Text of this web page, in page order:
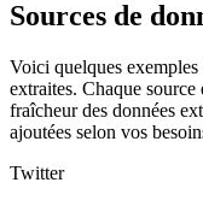
Sources de
Voici quelques exemples
extraites. Chaque
fraîcheur des données
ajoutées selon vos
Twitter